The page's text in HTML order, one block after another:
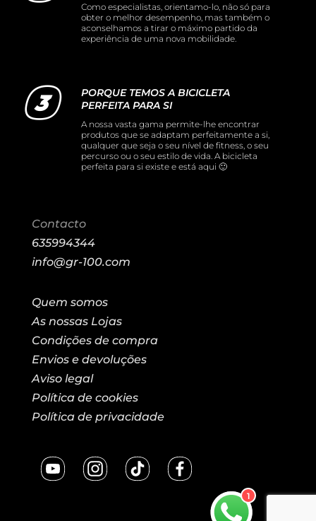
Como especialistas, orientamo-lo, não só para
obter o melhor desempenho, mas também o
aconselhamos a tirar o máximo partido da
experiência de uma nova mobilidade.
PORQUE TEMOS A BICICLETA
PERFEITA PARA SI
A nossa vasta gama permite-lhe encontrar
produtos que se adaptam perfeitamente a si,
qualquer que seja o seu nível de fitness, o seu
percurso ou o seu estilo de vida. A bicicleta
perfeita para si existe e está aqui 🙂
Contacto
635994344
info@gr-100.com
Quem somos
As nossas Lojas
Condições de compra
Envios e devoluções
Aviso legal
Política de cookies
Política de privacidade
1